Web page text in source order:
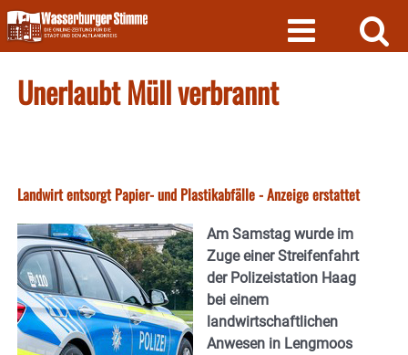
Skip
to
content
Unerlaubt Müll verbrannt
Landwirt entsorgt Papier- und Plastikabfälle - Anzeige erstattet
Am Samstag wurde im
Zuge einer Streifenfahrt
der Polizeistation Haag
bei einem
landwirtschaftlichen
Anwesen in Lengmoos